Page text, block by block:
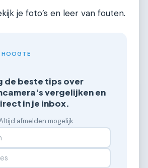
je foto’s en leer van fouten.
de beste tips over
vergelijken en
in je inbox.
afmelden mogelijk.